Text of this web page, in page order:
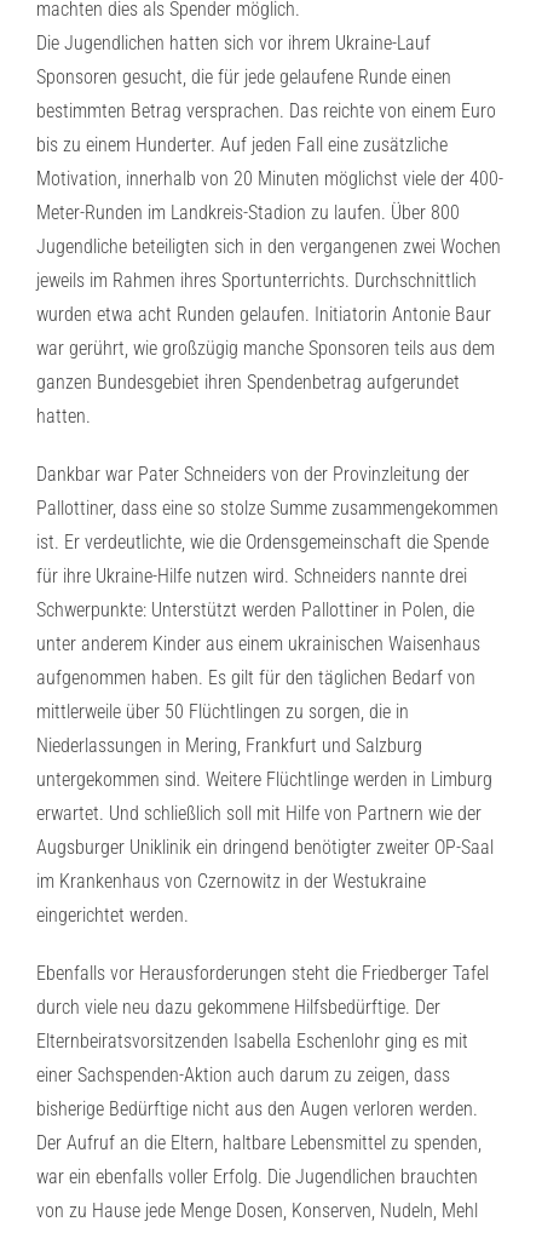
machten dies als Spender möglich.
Die Jugendlichen hatten sich vor ihrem Ukraine-Lauf
Sponsoren gesucht, die für jede gelaufene Runde einen
bestimmten Betrag versprachen. Das reichte von einem Euro
bis zu einem Hunderter. Auf jeden Fall eine zusätzliche
Motivation, innerhalb von 20 Minuten möglichst viele der 400-
Meter-Runden im Landkreis-Stadion zu laufen. Über 800
Jugendliche beteiligten sich in den vergangenen zwei Wochen
jeweils im Rahmen ihres Sportunterrichts. Durchschnittlich
wurden etwa acht Runden gelaufen. Initiatorin Antonie Baur
war gerührt, wie großzügig manche Sponsoren teils aus dem
ganzen Bundesgebiet ihren Spendenbetrag aufgerundet
hatten.
Dankbar war Pater Schneiders von der Provinzleitung der
Pallottiner, dass eine so stolze Summe zusammengekommen
ist. Er verdeutlichte, wie die Ordensgemeinschaft die Spende
für ihre Ukraine-Hilfe nutzen wird. Schneiders nannte drei
Schwerpunkte: Unterstützt werden Pallottiner in Polen, die
unter anderem Kinder aus einem ukrainischen Waisenhaus
aufgenommen haben. Es gilt für den täglichen Bedarf von
mittlerweile über 50 Flüchtlingen zu sorgen, die in
Niederlassungen in Mering, Frankfurt und Salzburg
untergekommen sind. Weitere Flüchtlinge werden in Limburg
erwartet. Und schließlich soll mit Hilfe von Partnern wie der
Augsburger Uniklinik ein dringend benötigter zweiter OP-Saal
im Krankenhaus von Czernowitz in der Westukraine
eingerichtet werden.
Ebenfalls vor Herausforderungen steht die Friedberger Tafel
durch viele neu dazu gekommene Hilfsbedürftige. Der
Elternbeiratsvorsitzenden Isabella Eschenlohr ging es mit
einer Sachspenden-Aktion auch darum zu zeigen, dass
bisherige Bedürftige nicht aus den Augen verloren werden.
Der Aufruf an die Eltern, haltbare Lebensmittel zu spenden,
war ein ebenfalls voller Erfolg. Die Jugendlichen brauchten
von zu Hause jede Menge Dosen, Konserven, Nudeln, Mehl